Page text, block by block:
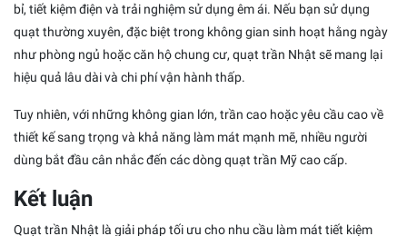
bỉ, tiết kiệm điện và trải nghiệm sử dụng êm ái. Nếu bạn sử dụng
quạt thường xuyên, đặc biệt trong không gian sinh hoạt hằng ngày
như phòng ngủ hoặc căn hộ chung cư, quạt trần Nhật sẽ mang lại
hiệu quả lâu dài và chi phí vận hành thấp.
Tuy nhiên, với những không gian lớn, trần cao hoặc yêu cầu cao về
thiết kế sang trọng và khả năng làm mát mạnh mẽ, nhiều người
dùng bắt đầu cân nhắc đến các dòng quạt trần Mỹ cao cấp.
Kết luận
Quạt trần Nhật là giải pháp tối ưu cho nhu cầu làm mát tiết kiệm